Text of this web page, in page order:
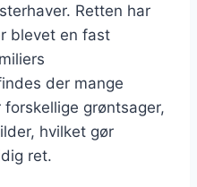
Retten har
blevet en fast
der mange
grøntsager,
hvilket gør
ret.